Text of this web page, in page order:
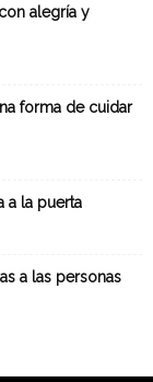
alegría y
forma de cuidar
a la puerta
a las personas